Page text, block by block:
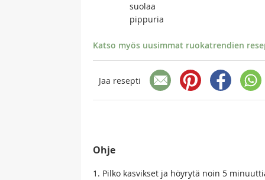
suolaa
pippuria
Katso myös uusimmat ruokatrendien
Jaa resepti
Ohje
1. Pilko kasvikset ja höyrytä noin 5